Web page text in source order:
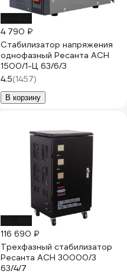
4 790 ₽
Стабилизатор напряжения
однофазный Ресанта АСН
1500/1-Ц 63/6/3
4.5(1457)
В корзину
116 690 ₽
Трехфазный стабилизатор
Ресанта АСН 30000/3
63/4/7